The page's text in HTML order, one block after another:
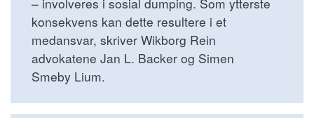
konsekvens kan dette resultere i et
medansvar, skriver Wikborg Rein
advokatene Jan L. Backer og Simen
Smeby Lium.